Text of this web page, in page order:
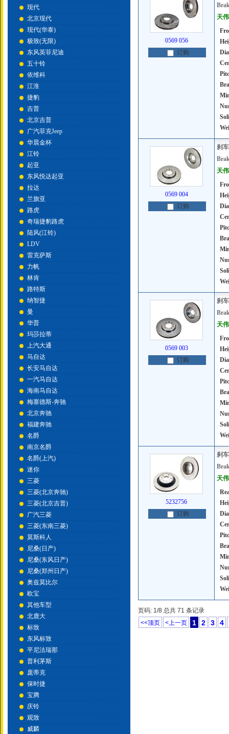
订购
0569 056
天
订购
0569 004
刹
天
订购
0569 003
刹
天
订购
5232756
刹
天
页码: 1/8 总共 71 条记录
<<顶页
<上一页 1 2 3 4
现代
北京现代
现代(华泰)
极致(无限)
东风英菲尼迪
五十铃
依维科
江淮
捷豹
吉普
北京吉普
广汽菲克Jeep
华晨金杯
江铃
起亚
东风悦达起亚
拉达
兰旗亚
路虎
奇瑞捷豹路虎
陆风(江铃)
LDV
雷克萨斯
力帆
林肯
路特斯
纳智捷
曼
华普
玛莎拉蒂
上汽大通
马自达
长安马自达
一汽马自达
海南马自达
梅塞德斯-奔驰
北京奔驰
福建奔驰
名爵
南京名爵
名爵(上汽)
迷你
三菱
三菱(北京奔驰)
三菱(北京吉普)
广汽三菱
三菱(东南三菱)
莫斯科人
尼桑(日产)
尼桑(东风日产)
尼桑(郑州日产)
奥兹莫比尔
欧宝
其他车型
北鹿大
标致
东风标致
平尼法瑞那
普利茅斯
庞蒂克
保时捷
宝腾
庆铃
观致
威麟